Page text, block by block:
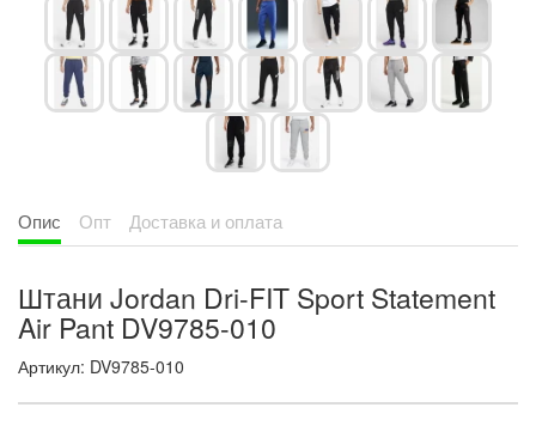
Опис Опт Доставка и оплата
Штани Jordan Dri-FIT Sport Statement
Air Pant DV9785-010
Артикул: DV9785-010